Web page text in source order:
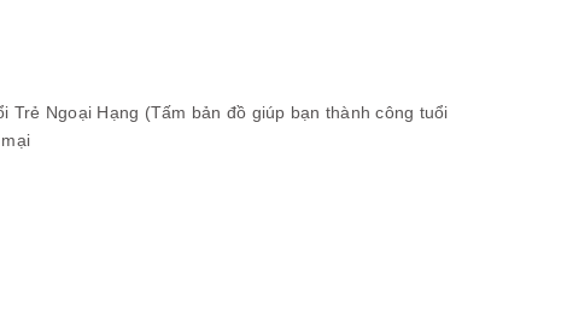
Trẻ Ngoại Hạng (Tấm bản đồ giúp bạn thành công tuổi